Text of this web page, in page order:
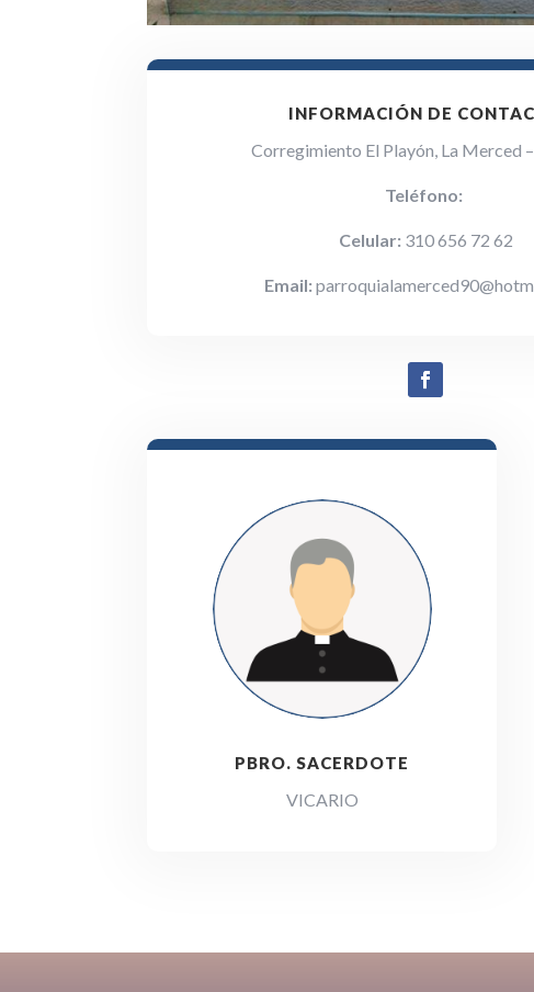
INFORMACIÓN DE
Corregimiento El Playón, La Merced
Teléfono:
Celular: 310 656 72 62
Email:
PBRO. SACERDOTE
VICARIO